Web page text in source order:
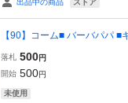
出品中の商品
【90】コーム■ バーバパパ ■
落札 500円
開始 500円
未使用